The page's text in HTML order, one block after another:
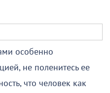
особенно
не поленитесь ее
что человек как